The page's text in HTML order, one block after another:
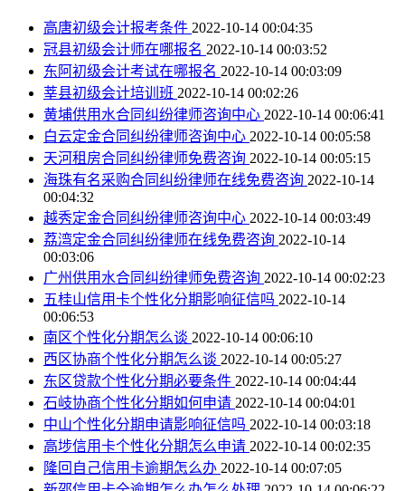
高唐初级会计报考条件 2022-10-14 00:04:35
冠县初级会计师在哪报名 2022-10-14 00:03:52
东阿初级会计考试在哪报名 2022-10-14 00:03:09
莘县初级会计培训班 2022-10-14 00:02:26
黄埔供用水合同纠纷律师咨询中心 2022-10-14 00:06:41
白云定金合同纠纷律师咨询中心 2022-10-14 00:05:58
天河租房合同纠纷律师免费咨询 2022-10-14 00:05:15
海珠有名采购合同纠纷律师在线免费咨询 2022-10-14
00:04:32
越秀定金合同纠纷律师咨询中心 2022-10-14 00:03:49
荔湾定金合同纠纷律师在线免费咨询 2022-10-14
00:03:06
广州供用水合同纠纷律师免费咨询 2022-10-14 00:02:23
五桂山信用卡个性化分期影响征信吗 2022-10-14
00:06:53
南区个性化分期怎么谈 2022-10-14 00:06:10
西区协商个性化分期怎么谈 2022-10-14 00:05:27
东区贷款个性化分期必要条件 2022-10-14 00:04:44
石岐协商个性化分期如何申请 2022-10-14 00:04:01
中山个性化分期申请影响征信吗 2022-10-14 00:03:18
高埗信用卡个性化分期怎么申请 2022-10-14 00:02:35
隆回自己信用卡逾期怎么办 2022-10-14 00:07:05